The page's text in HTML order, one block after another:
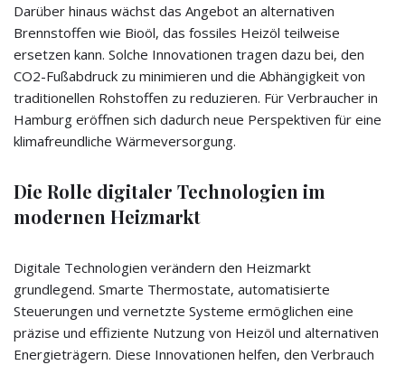
Darüber hinaus wächst das Angebot an alternativen
Brennstoffen wie Bioöl, das fossiles Heizöl teilweise
ersetzen kann. Solche Innovationen tragen dazu bei, den
CO2-Fußabdruck zu minimieren und die Abhängigkeit von
traditionellen Rohstoffen zu reduzieren. Für Verbraucher in
Hamburg eröffnen sich dadurch neue Perspektiven für eine
klimafreundliche Wärmeversorgung.
Die Rolle digitaler Technologien im
modernen Heizmarkt
Digitale Technologien verändern den Heizmarkt
grundlegend. Smarte Thermostate, automatisierte
Steuerungen und vernetzte Systeme ermöglichen eine
präzise und effiziente Nutzung von Heizöl und alternativen
Energieträgern. Diese Innovationen helfen, den Verbrauch